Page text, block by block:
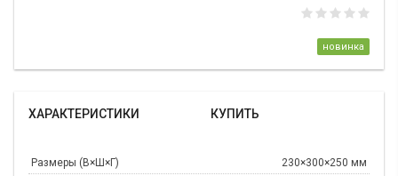
новинка
ХАРАКТЕРИСТИКИ КУПИТЬ
Размеры (В×Ш×Г) 230×300×250 мм